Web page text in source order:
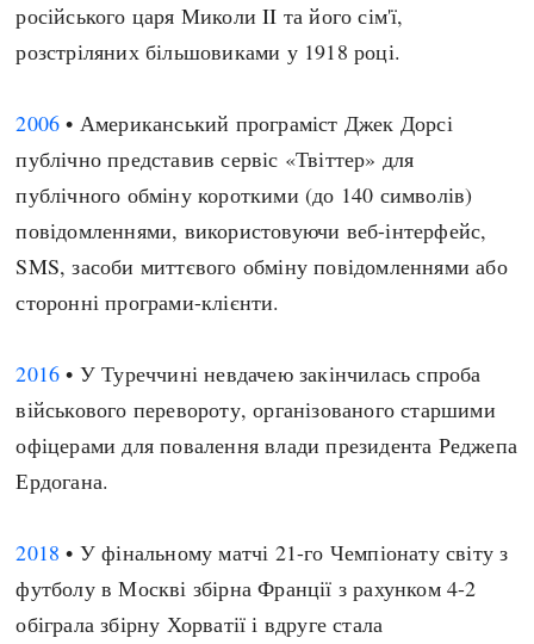
російського царя Миколи II та його сім'ї,
розстріляних більшовиками у 1918 році.
2006 • Американський програміст Джек Дорсі
публічно представив сервіс «Твіттер» для
публічного обміну короткими (до 140 символів)
повідомленнями, використовуючи веб-інтерфейс,
SMS, засоби миттєвого обміну повідомленнями або
сторонні програми-клієнти.
2016 • У Туреччині невдачею закінчилась спроба
військового перевороту, організованого старшими
офіцерами для повалення влади президента Реджепа
Ердогана.
2018 • У фінальному матчі 21-го Чемпіонату світу з
футболу в Москві збірна Франції з рахунком 4-2
обіграла збірну Хорватії і вдруге стала